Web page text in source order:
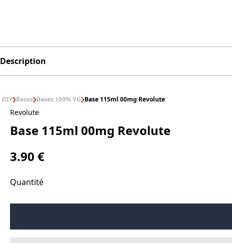
Description
DIY Bases Bases 100% VG Base 115ml 00mg Revolute
Revolute
Base 115ml 00mg Revolute
3.90 €
Quantité